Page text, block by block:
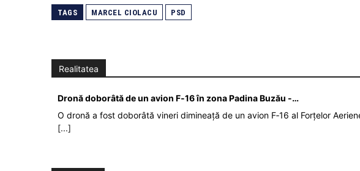
TAGS MARCEL CIOLACU PSD
Realitatea
Dronă doborâtă de un avion F‑16 în zona Padina Buzău -…
O dronă a fost doborâtă vineri dimineață de un avion F‑16 al Forțelor
[...]